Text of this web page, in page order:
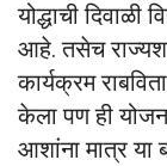
योद्धाची
आहे. तसेच
कार्यक्रम
केला पण ही
आशांना मात्र या